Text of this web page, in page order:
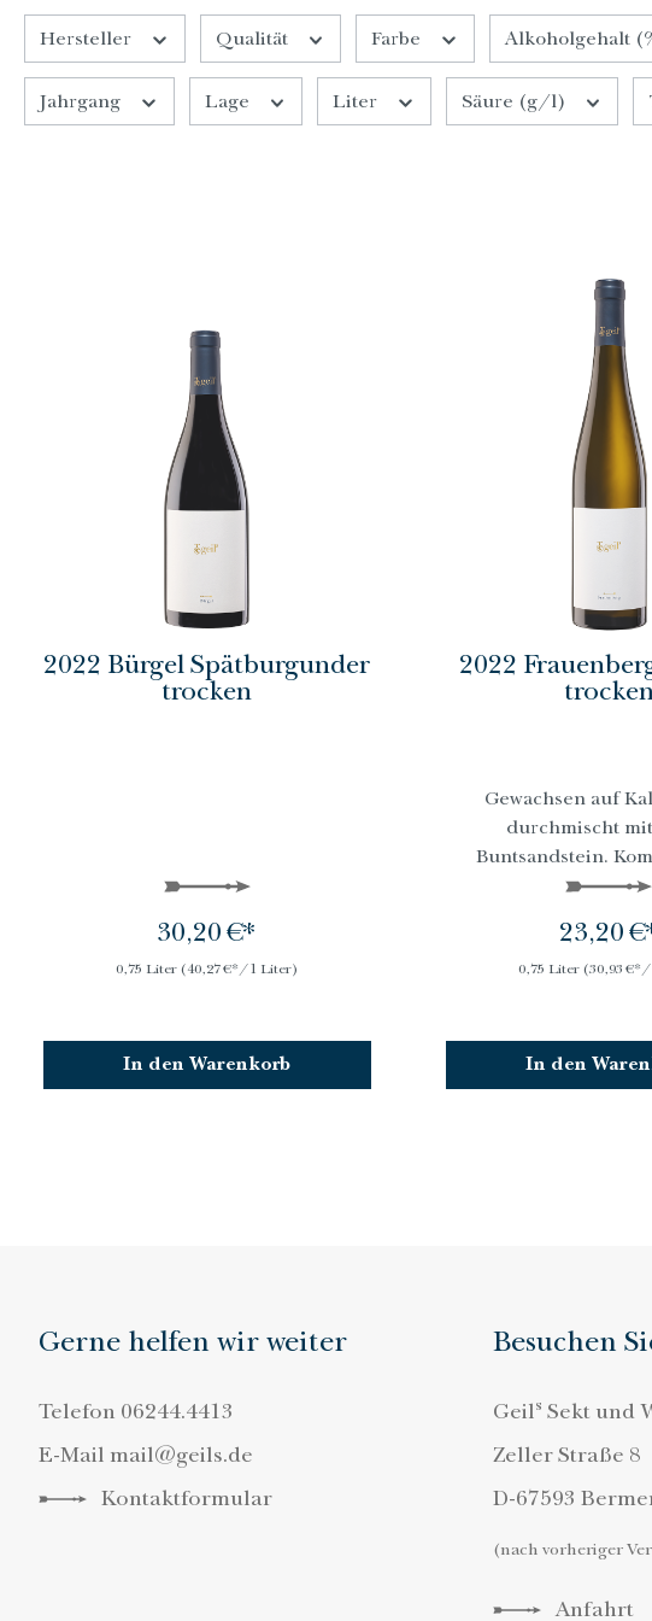
Hersteller Qualität Farbe Alkoholgehalt
Jahrgang Lage Liter Säure (g/l)
2022 Bürgel Spätburgunder
trocken
30,20 €*
0,75 Liter(40,27 €*/1 Liter)
In den Warenkorb
2022
Gewachsen auf
durchmischt
Buntsandstein.
glaublich dichte
23,20
0,75 Liter (30,93
In den
Gerne helfen wir weiter
Telefon 06244.4413
E-Mail mail@geils.de
Kontaktformular
Besuchen
Geils Sekt und
Zeller Straße 8
D-67593
(nach vorheriger
Anfahrt